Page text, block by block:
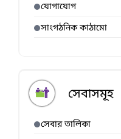
যোগাযোগ
সাংগঠনিক কাঠামো
সেবাসমূহ
সেবার তালিকা